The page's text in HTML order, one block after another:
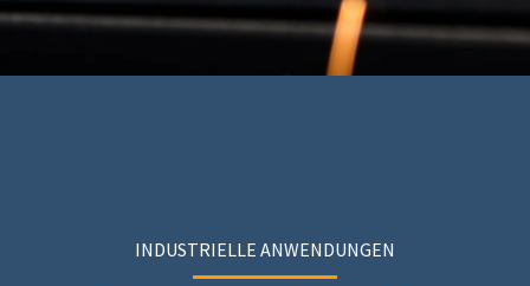
INDUSTRIELLE ANWENDUNGEN